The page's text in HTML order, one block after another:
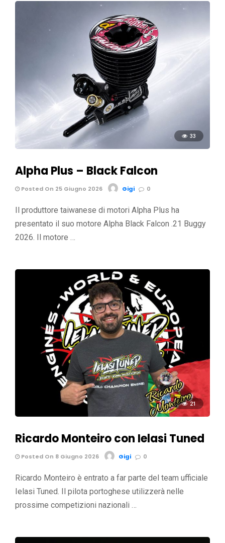
33
Alpha Plus – Black Falcon
Posted On 25 Giugno 2026 Gigi 0
Il produttore taiwanese di motori Alpha Plus ha
presentato il suo motore Alpha Black Falcon .21 Buggy
2026. Il motore …
21
Ricardo Monteiro con Ielasi Tuned
Posted On 8 Giugno 2026 Gigi 0
Ricardo Monteiro è entrato a far parte del team ufficiale
Ielasi Tuned. Il pilota portoghese utilizzerà nelle
prossime competizioni nazionali …